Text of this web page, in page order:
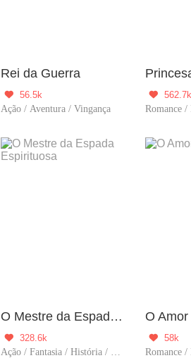
Rei da Guerra

56.5k
Ação / Aventura / Vingança

562.7k
O Mestre da Espada Espirituosa

328.6k
Ação / Fantasia / História / Aventura / Cultivo / Viagem no tempo / Contra-Ataque
O

58k